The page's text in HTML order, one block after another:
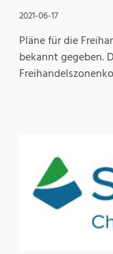
2021-06-17
Pläne für die
bekannt gegeben.